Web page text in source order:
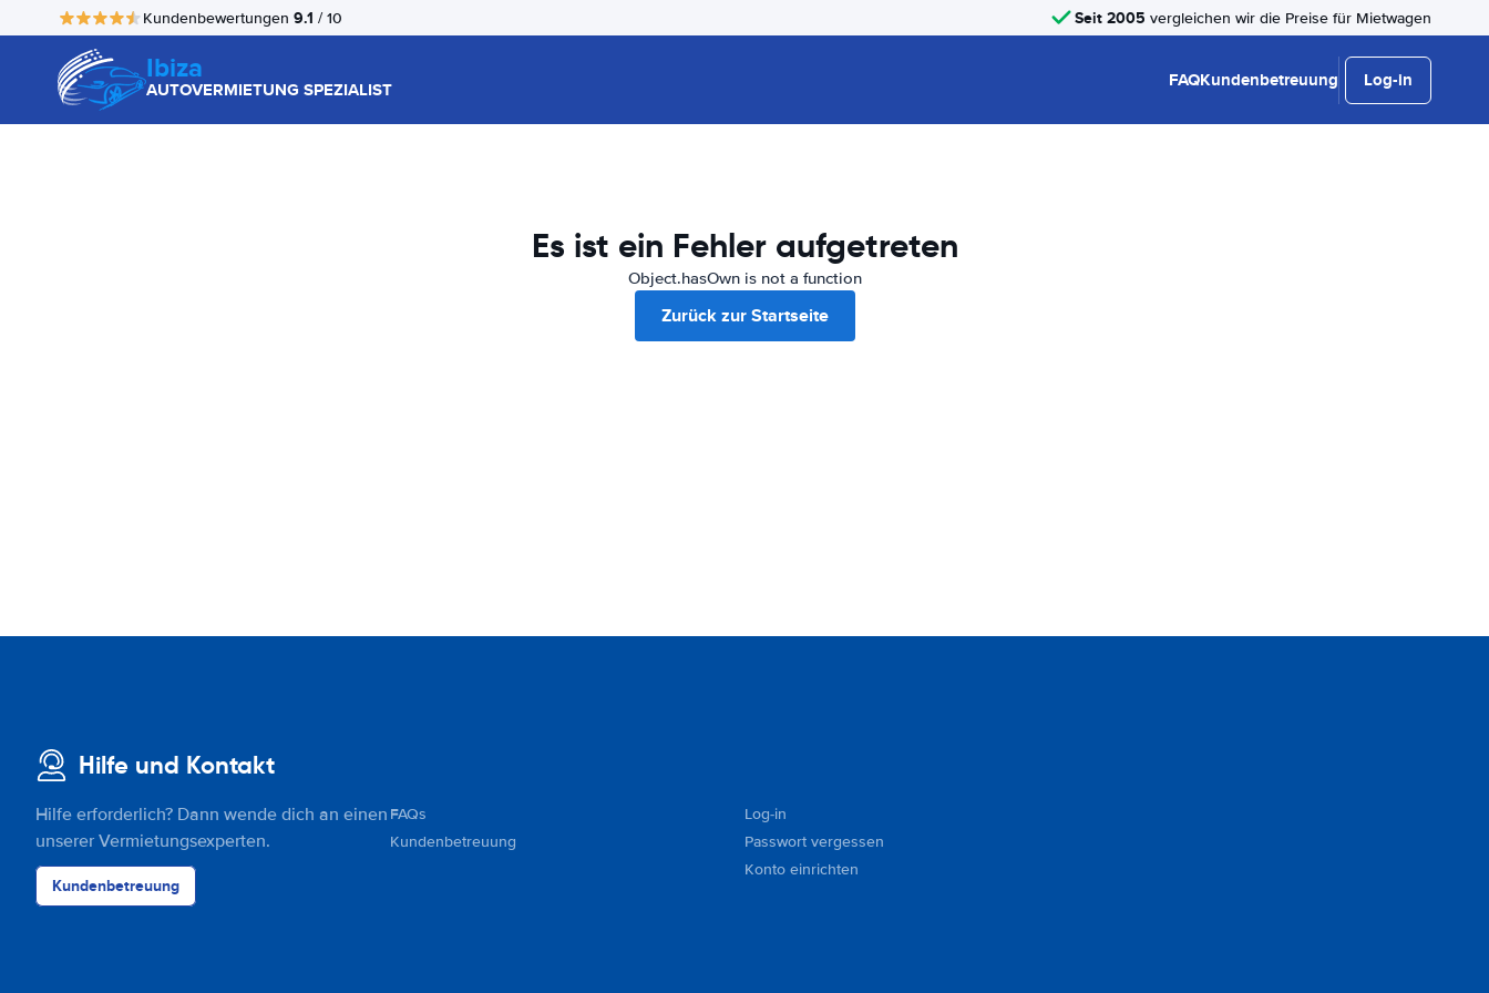
Kundenbewertungen 9.1 / 10 Seit 2005 vergleichen wir die Preise für Mietwagen
Ibiza
AUTOVERMIETUNG SPEZIALIST FAQKundenbetreuung Log-in
Es ist ein Fehler aufgetreten
Object.hasOwn is not a function
Zurück zur Startseite
Hilfe und Kontakt
Hilfe erforderlich? Dann wende dich an einen
unserer Vermietungsexperten.
Kundenbetreuung
FAQs
Kundenbetreuung
Log-in
Passwort vergessen
Konto einrichten